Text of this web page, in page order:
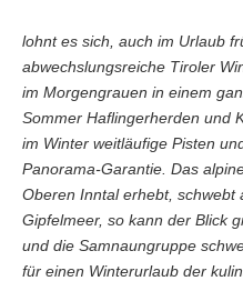
lohnt es sich, auch im Urlaub
abwechslungsreiche Tiroler
im Morgengrauen in einem
Sommer Haflingerherden und
im Winter weitläufige Pisten
Panorama-Garantie. Das
Oberen Inntal erhebt, schwebt
Gipfelmeer, so kann der Blick
und die Samnaungruppe
für einen Winterurlaub der